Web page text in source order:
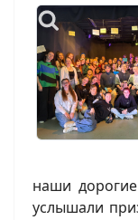
наши
услышали